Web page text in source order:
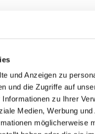
und Anzeigen zu
und die Zugriffe auf
zu Ihrer
Medien, Werbung
möglicherweise